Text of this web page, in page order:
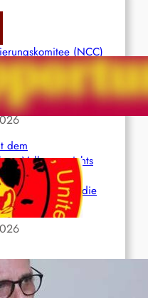
(NCC)
Partei Indiens
dem
Volk angesichts
Leben und der
Situation durch die
24. Juni!
der
K. Murali (Ajith)